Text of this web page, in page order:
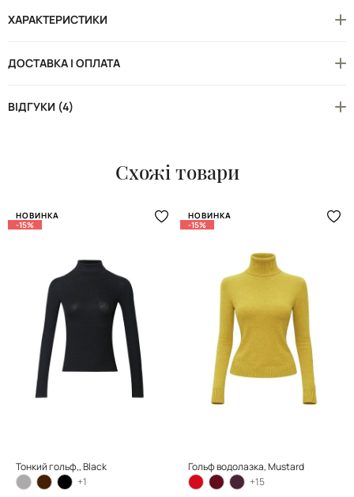
ХАРАКТЕРИСТИКИ
ДОСТАВКА І ОПЛАТА
ВІДГУКИ (4)
Схожі товари
НОВИНКА
-15%
Тонкий гольф,, Black
+1
НОВИНКА
-15%
Гольф водолазка, Mustard
+15